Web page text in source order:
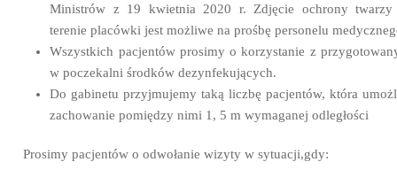
Ministrów z 19 kwietnia 2020 r. Zdjęcie ochrony twarzy
terenie placówki jest możliwe na prośbę personelu
Wszystkich pacjentów prosimy o korzystanie z
w poczekalni środków dezynfekujących.
Do gabinetu przyjmujemy taką liczbę pacjentów, która
zachowanie pomiędzy nimi 1, 5 m wymaganej odległości
Prosimy pacjentów o odwołanie wizyty w sytuacji,gdy: